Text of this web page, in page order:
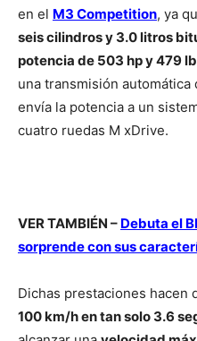
en el M3 Competition, ya
seis cilindros y 3.0 litros
potencia de 503 hp y 479
una transmisión
envía la potencia a un
cuatro ruedas M xDrive.
VER TAMBIÉN – Debuta el
sorprende con sus
Dichas prestaciones hacen
100 km/h en tan solo 3.6